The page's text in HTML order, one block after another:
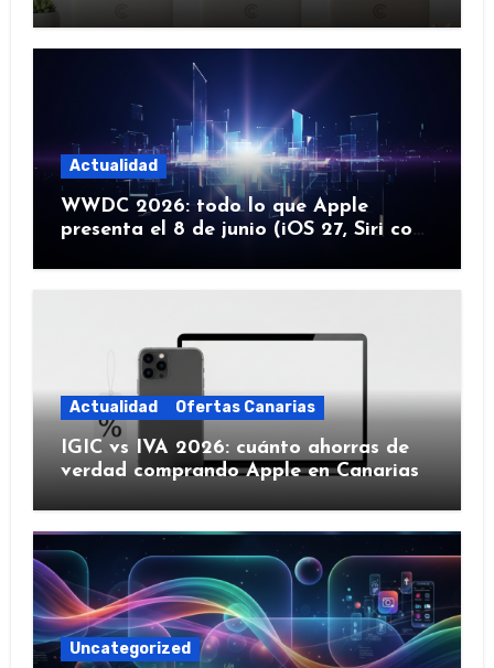
Actualidad
WWDC 2026: todo lo que Apple
presenta el 8 de junio (iOS 27, Siri con
Actualidad Ofertas Canarias
IGIC vs IVA 2026: cuánto ahorras de
verdad comprando Apple en Canarias
Uncategorized